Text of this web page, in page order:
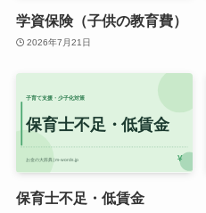
学資保険（子供の教育費）
2026年7月21日
保育士不足・低賃金